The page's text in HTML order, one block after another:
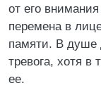
от его
перемена в
памяти. В душе
тревога, хотя в
ее.